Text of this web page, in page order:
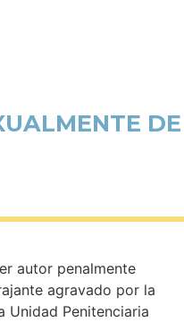
DE
autor penalmente
agravado por la
Unidad Penitenciaria